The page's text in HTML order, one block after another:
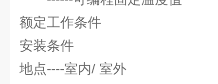
额定工作条件
安装条件
地点----室内/ 室外